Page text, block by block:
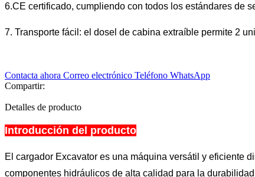
6.CE certificado, cumpliendo con todos los estándares de
7. Transporte fácil: el dosel de cabina extraíble permite 2
Contacta ahora Correo electrónico Teléfono WhatsApp
Compartir:
Detalles de producto
Introducción del producto
El cargador Excavator es una máquina versátil y eficiente
componentes hidráulicos de alta calidad para la